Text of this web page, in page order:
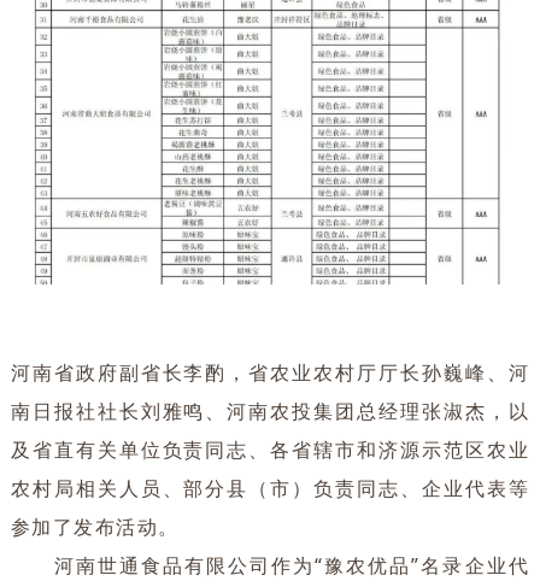
河南省政府副省长李酌，省农业农村厅厅长孙巍峰、河
南日报社社长刘雅鸣、河南农投集团总经理张淑杰，以
及省直有关单位负责同志、各省辖市和济源示范区农业
农村局相关人员、部分县（市）负责同志、企业代表等
参加了发布活动。
河南世通食品有限公司作为“豫农优品”名录企业代